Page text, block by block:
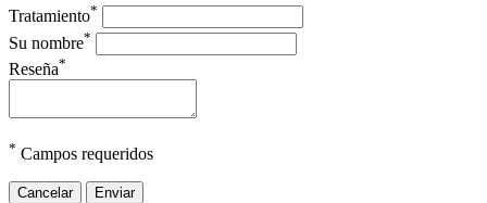
Tratamiento*
Su nombre*
Reseña*
* Campos requeridos
Cancelar Enviar